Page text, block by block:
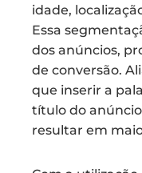
idade,
Essa
dos anúncios,
de conversão.
que inserir a
título do
resultar em